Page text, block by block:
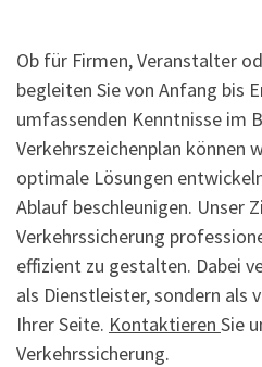
Ob für Firmen, Veranstalter
begleiten Sie von Anfang bis
umfassenden Kenntnisse im
Verkehrszeichenplan können
optimale Lösungen
Ablauf beschleunigen. Unser
Verkehrssicherung
effizient zu gestalten. Dabei
als Dienstleister, sondern als
Ihrer Seite. Kontaktieren Sie
Verkehrssicherung.